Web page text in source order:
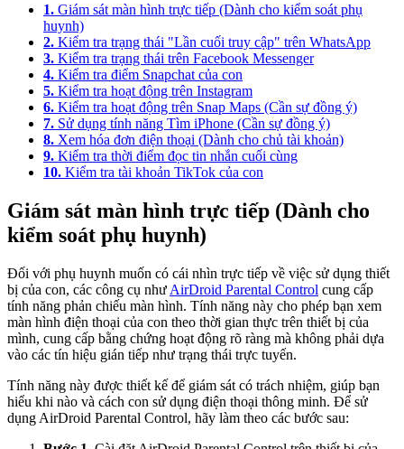
1. Giám sát màn hình trực tiếp (Dành cho kiểm soát phụ
huynh)
2. Kiểm tra trạng thái "Lần cuối truy cập" trên WhatsApp
3. Kiểm tra trạng thái trên Facebook Messenger
4. Kiểm tra điểm Snapchat của con
5. Kiểm tra hoạt động trên Instagram
6. Kiểm tra hoạt động trên Snap Maps (Cần sự đồng ý)
7. Sử dụng tính năng Tìm iPhone (Cần sự đồng ý)
8. Xem hóa đơn điện thoại (Dành cho chủ tài khoản)
9. Kiểm tra thời điểm đọc tin nhắn cuối cùng
10. Kiểm tra tài khoản TikTok của con
Giám sát màn hình trực tiếp (Dành cho
kiểm soát phụ huynh)
Đối với phụ huynh muốn có cái nhìn trực tiếp về việc sử dụng thiết
bị của con, các công cụ như AirDroid Parental Control cung cấp
tính năng phản chiếu màn hình. Tính năng này cho phép bạn xem
màn hình điện thoại của con theo thời gian thực trên thiết bị của
mình, cung cấp bằng chứng hoạt động rõ ràng mà không phải dựa
vào các tín hiệu gián tiếp như trạng thái trực tuyến.
Tính năng này được thiết kế để giám sát có trách nhiệm, giúp bạn
hiểu khi nào và cách con sử dụng điện thoại thông minh. Để sử
dụng AirDroid Parental Control, hãy làm theo các bước sau: